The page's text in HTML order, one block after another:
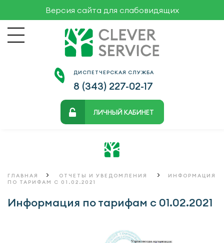
Версия сайта для слабовидящих
ДИСПЕТЧЕРСКАЯ СЛУЖБА
8 (343) 227-02-17
ЛИЧНЫЙ КАБИНЕТ
ГЛАВНАЯ > ОТЧЕТЫ И УВЕДОМЛЕНИЯ >
ИНФОРМАЦИЯ
ПО ТАРИФАМ С 01.02.2021
Информация по тарифам с 01.02.2021